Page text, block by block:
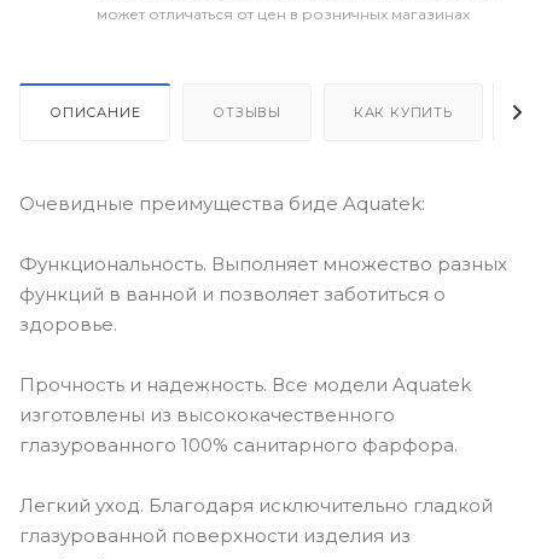
может отличаться от цен в розничных магазинах
ОПИСАНИЕ ОТЗЫВЫ КАК КУПИТЬ
Очевидные преимущества биде Aquatek:
Функциональность. Выполняет множество разных
функций в ванной и позволяет заботиться о
здоровье.
Прочность и надежность. Все модели Aquatek
изготовлены из высококачественного
глазурованного 100% санитарного фарфора.
Легкий уход. Благодаря исключительно гладкой
глазурованной поверхности изделия из